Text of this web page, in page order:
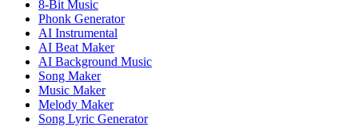
8-Bit Music
Phonk Generator
AI Instrumental
AI Beat Maker
AI Background Music
Song Maker
Music Maker
Melody Maker
Song Lyric Generator